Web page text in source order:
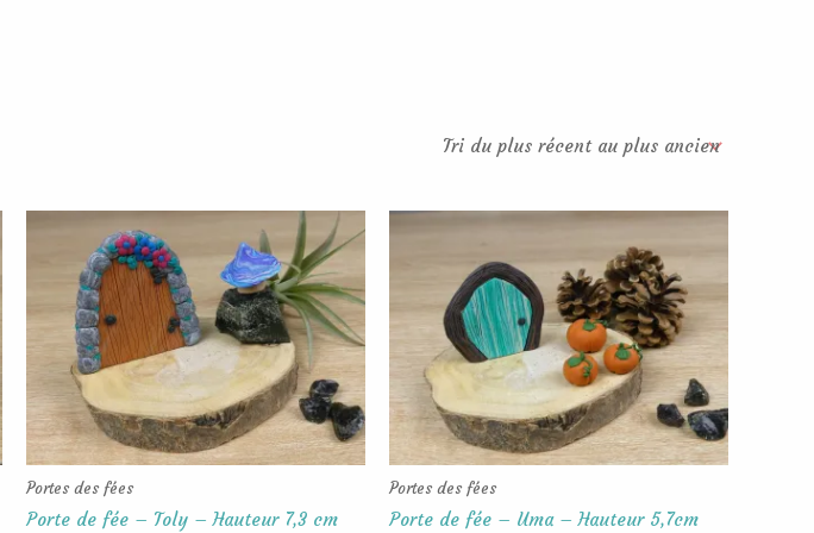
Portes des fées
Porte de fée – Toly – Hauteur 7,3 cm
Portes des fées
Porte de fée – Uma – Hauteur 5,7cm